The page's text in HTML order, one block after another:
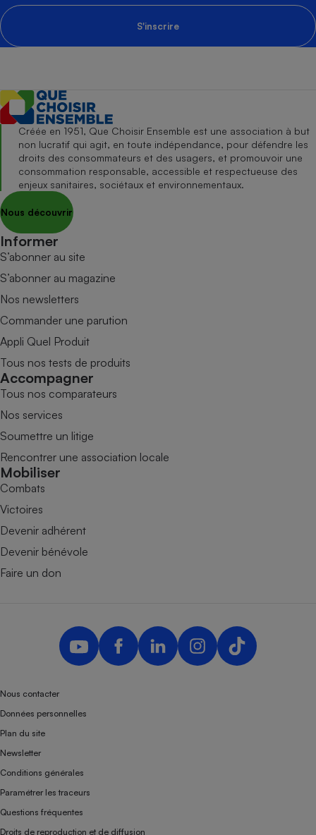
S'inscrire
Créée en 1951, Que Choisir Ensemble est une association à but
non lucratif qui agit, en toute indépendance, pour défendre les
droits des consommateurs et des usagers, et promouvoir une
consommation responsable, accessible et respectueuse des
enjeux sanitaires, sociétaux et environnementaux.
Nous découvrir
Informer
S’abonner au site
S’abonner au magazine
Nos newsletters
Commander une parution
Appli Quel Produit
Tous nos tests de produits
Accompagner
Tous nos comparateurs
Nos services
Soumettre un litige
Rencontrer une association locale
Mobiliser
Combats
Victoires
Devenir adhérent
Devenir bénévole
Faire un don
Nous contacter
Données personnelles
Plan du site
Newsletter
Conditions générales
Paramétrer les traceurs
Questions fréquentes
Droits de reproduction et de diffusion